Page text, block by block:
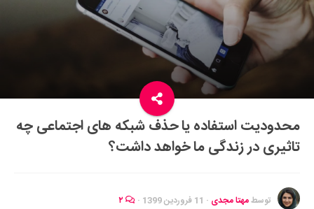
دکوراسیون و چیدمان
غذا
رستوران گردی
آشپزی
سفر و گردشگری
ایران گردی
جهان گردی
موفقیت و مهارت‌های فردی
محدودیت استفاده یا حذف شبکه های اجتماعی چه
تاثیری در زندگی ما خواهد داشت؟
توسطمهتا مجدی · 11 فروردین 1399 ·